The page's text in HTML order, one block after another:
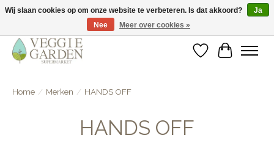
vegan & veggie products | free store pick-up
Verlanglijst
Home / Merken / HANDS OFF
HANDS OFF
Wij slaan cookies op om onze website te verbeteren. Is dat akkoord?
Ja
Nee
Meer over cookies »